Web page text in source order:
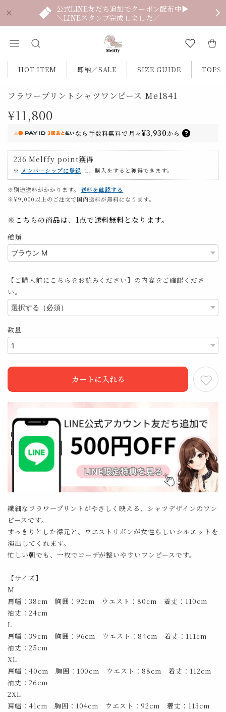
公式LINE友だち追加でクーポン配布中▶
＼LINEスタンプ完成しました／
HOT ITEM 即納／SALE SIZE GUIDE TOPS
フラワープリントシャツワンピース Me1841
¥11,800
なら 手数料無料で 月々¥3,930から
236 Melffy point獲得
※ メンバーシップに登録 し、購入をすると獲得できます。
※別途送料がかかります。
送料を確認する
※¥9,000以上のご注文で国内送料が無料になります。
※こちらの商品は、1点で送料無料 となります。
種類
【ご購入前にこちらをお読みください】の内容をご確認くださ
い。
数量
カートに入れる
繊細なフラワープリントがやさしく映える、シャツデザインのワン
ピースです。
すっきりとした襟元と、ウエストリボンが女性らしいシルエットを
演出してくれます。
忙しい朝でも、一枚でコーデが整いやすいワンピースです。
【サイズ】
M
肩幅：38cm 胸囲：92cm ウエスト：80cm 着丈：110cm
袖丈：24cm
L
肩幅：39cm 胸囲：96cm ウエスト：84cm 着丈：111cm
袖丈：25cm
XL
肩幅：40cm 胸囲：100cm ウエスト：88cm 着丈：112cm
袖丈：26cm
2XL
肩幅：41cm 胸囲：104cm ウエスト：92cm 着丈：113cm